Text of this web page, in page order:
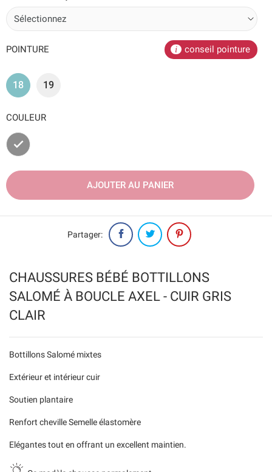
CHAUSSURES BÉBÉ BOTTILLONS
SALOMÉ À BOUCLE AXEL - CUIR GRIS
CLAIR
Bottillons Salomé mixtes
Extérieur et intérieur cuir
Soutien plantaire
Renfort cheville Semelle élastomère
Elégantes tout en offrant un excellent maintien.
POINTURE conseil pointure
18 19
COULEUR
Gris
AJOUTER AU PANIER
Partager: